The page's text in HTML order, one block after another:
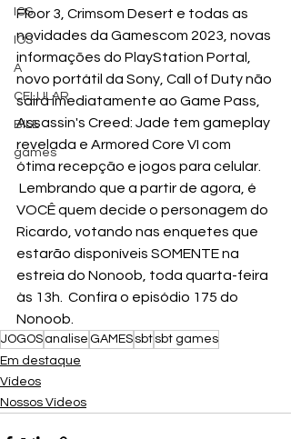
IOS
IOS
A
CELULAR
BILE
games
Floor 3, Crimsom Desert e todas as
novidades da Gamescom 2023, novas
informações do PlayStation Portal,
novo portátil da Sony, Call of Duty não
sairá imediatamente ao Game Pass,
Assassin's Creed: Jade tem gameplay
revelada e Armored Core VI com
ótima recepção e jogos para celular.
VOCÊ quem decide o personagem do
Ricardo, votando nas enquetes que
estarão disponíveis SOMENTE na
estreia do Nonoob, toda quarta-feira
às 13h.  Confira o episódio 175 do
Nonoob.
JOGOS analise GAMES sbt sbt games
Em destaque
Vídeos
Nossos Vídeos